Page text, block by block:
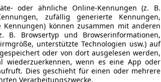
oder ähnliche Online-Kennungen (z. B.
zufällig generierte Kennungen,
Kennungen) können zusammen mit anderen
B. Browsertyp und Browserinformationen,
unterstützte Technologien usw.) auf
oder von dort ausgelesen werden,
wiederzuerkennen, wenn es eine App oder
Dies geschieht für einen oder mehrere
Verarbeitungszwecke.